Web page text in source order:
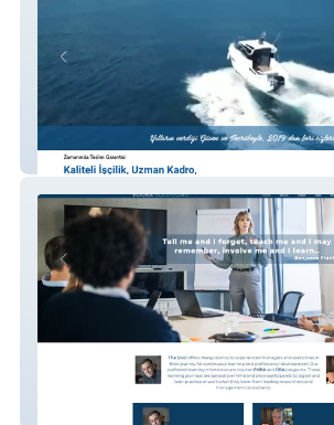
Sta Gemi
Eduka Solutions